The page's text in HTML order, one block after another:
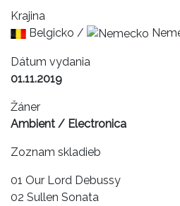
Krajina
Belgicko /
Dátum vydania
01.11.2019
Žáner
Ambient / Electronica
Zoznam skladieb
01 Our Lord Debussy
02 Sullen Sonata